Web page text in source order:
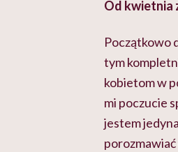
Od kwietnia
Początkowo
tym
kobietom w
mi poczucie
jestem
porozmawiać